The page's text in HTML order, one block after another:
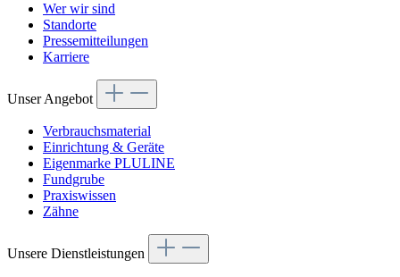
Wer wir sind
Standorte
Pressemitteilungen
Karriere
Unser Angebot
Verbrauchsmaterial
Einrichtung & Geräte
Eigenmarke PLULINE
Fundgrube
Praxiswissen
Zähne
Unsere Dienstleistungen